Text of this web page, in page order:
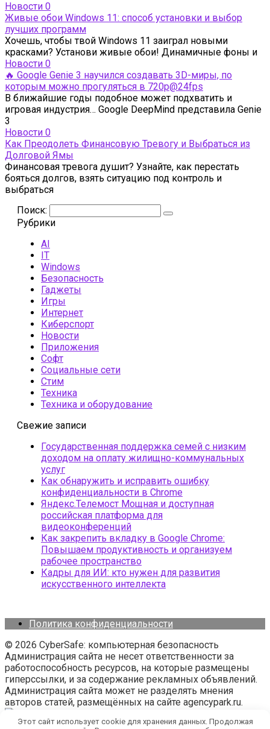
Новости 0
Живые обои Windows 11: способ установки и выбор
лучших программ
Хочешь, чтобы твой Windows 11 заиграл новыми
красками? Установи живые обои! Динамичные фоны и
Новости 0
🔥 Google Genie 3 научился создавать 3D-миры, по
которым можно прогуляться в 720p@24fps
В ближайшие годы подобное может подхватить и
игровая индустрия… Google DeepMind представила Genie
3
Новости 0
Как Преодолеть Финансовую Тревогу и Выбраться из
Долговой Ямы
Финансовая тревога душит? Узнайте, как перестать
бояться долгов, взять ситуацию под контроль и
выбраться
Поиск:
Рубрики
AI
IT
Windows
Безопасность
Гаджеты
Игры
Интернет
Киберспорт
Новости
Приложения
Софт
Социальные сети
Стим
Техника
Техника и оборудование
Свежие записи
Государственная поддержка семей с низким
доходом на оплату жилищно-коммунальных
услуг
Как обнаружить и исправить ошибку
конфиденциальности в Chrome
Яндекс.Телемост Мощная и доступная
российская платформа для
видеоконференций
Как закрепить вкладку в Google Chrome:
Повышаем продуктивность и организуем
рабочее пространство
Кадры для ИИ: кто нужен для развития
искусственного интеллекта
Политика конфиденциальности
© 2026 CyberSafe: компьютерная безопасность
Администрация сайта не несет ответственности за
работоспособность ресурсов, на которые размещены
гиперссылки, и за содержание рекламных объявлений.
Администрация сайта может не разделять мнения
авторов статей, размещённых на сайте agencypark.ru.
Этот сайт использует cookie для хранения данных. Продолжая